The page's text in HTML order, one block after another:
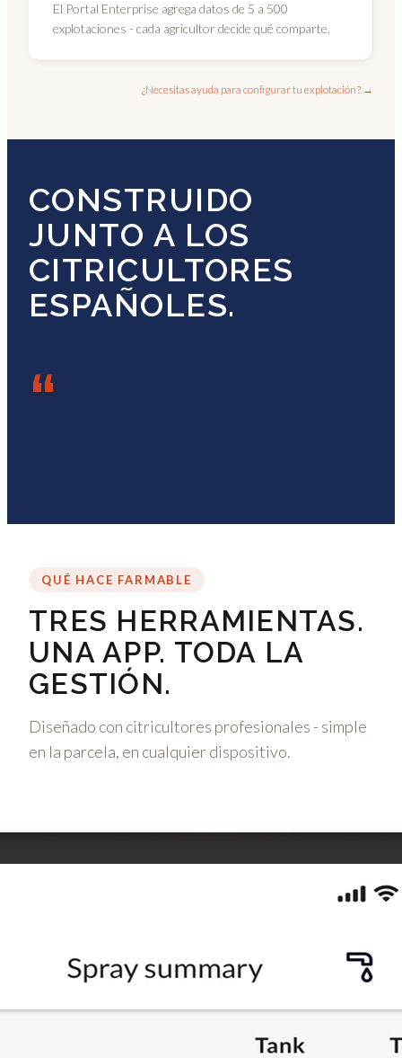
El Portal Enterprise agrega datos de 5 a 500
explotaciones - cada agricultor decide qué comparte.
¿Necesitas ayuda para configurar tu explotación? →
CONSTRUIDO
JUNTO A LOS
CITRICULTORES
ESPAÑOLES.
“
QUÉ HACE FARMABLE
TRES HERRAMIENTAS.
UNA APP. TODA LA
GESTIÓN.
Diseñado con citricultores profesionales - simple
en la parcela, en cualquier dispositivo.